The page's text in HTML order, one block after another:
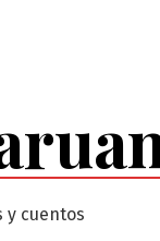
y cuentos